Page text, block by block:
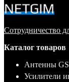
Сотрудничество
Каталог товаров
Антенны
Усилители